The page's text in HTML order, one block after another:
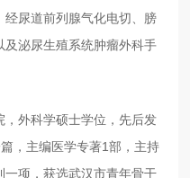
尿道前列腺气化电切、膀
及泌尿生殖系统肿瘤外科手
，外科学硕士学位，先后发
，主编医学专著1部，主持
项，获选武汉市青年骨干